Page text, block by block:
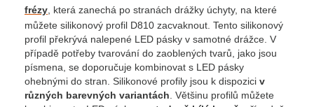
frézy, která zanechá po stranách drážky úchyty, na které
můžete silikonový profil D810 zacvaknout. Tento silikonový
profil překrývá nalepené LED pásky v samotné drážce. V
případě potřeby tvarování do zaoblených tvarů, jako jsou
písmena, se doporučuje kombinovat s LED pásky
ohebnými do stran. Silikonové profily jsou k dispozici v
různých barevných variantách. Většinu profilů můžete